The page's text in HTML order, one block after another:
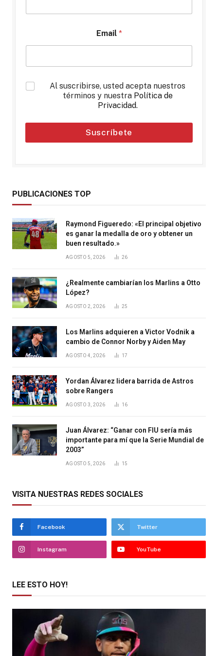
Email *
*
Al suscribirse, usted acepta nuestros
términos y nuestra Política de
Privacidad.
Suscríbete
PUBLICACIONES TOP
Raymond Figueredo: «El principal objetivo
es ganar la medalla de oro y obtener un
buen resultado.»
AGOSTO 5, 2026 26
¿Realmente cambiarían los Marlins a Otto
López?
AGOSTO 2, 2026 25
Los Marlins adquieren a Victor Vodnik a
cambio de Connor Norby y Aiden May
AGOSTO 4, 2026 17
Yordan Álvarez lidera barrida de Astros
sobre Rangers
AGOSTO 3, 2026 16
Juan Álvarez: “Ganar con FIU sería más
importante para mí que la Serie Mundial de
2003”
AGOSTO 5, 2026 15
VISITA NUESTRAS REDES SOCIALES
Facebook Twitter
Instagram YouTube
LEE ESTO HOY!